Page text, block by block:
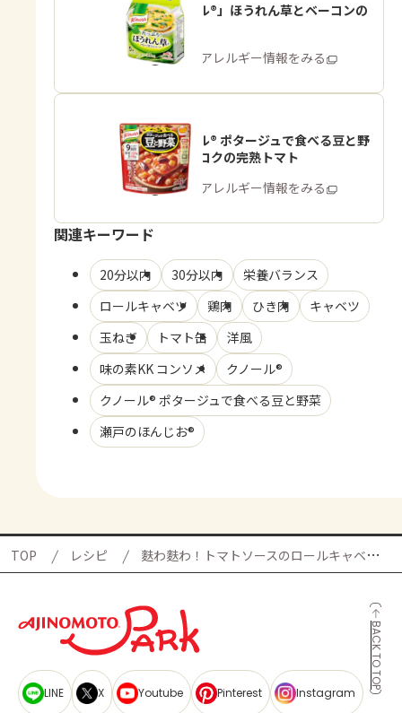
「クノール®」ほうれん草とベーコンの
スープ
商品・アレルギー情報をみる
「クノール® ポタージュで食べる豆と野
菜」深いコクの完熟トマト
商品・アレルギー情報をみる
関連キーワード
20分以内 30分以内
栄養バランス
ロールキャベツ
鶏肉 ひき肉
キャベツ
玉ねぎ
トマト缶
洋風
味の素KK コンソメ
クノール®
クノール® ポタージュで食べる豆と野菜
瀬戸のほんじお®
TOP レシピ 麩わ麩わ！トマトソースのロールキャベツの献立
BACK TO TOP
LINE X Youtube Pinterest Instagram